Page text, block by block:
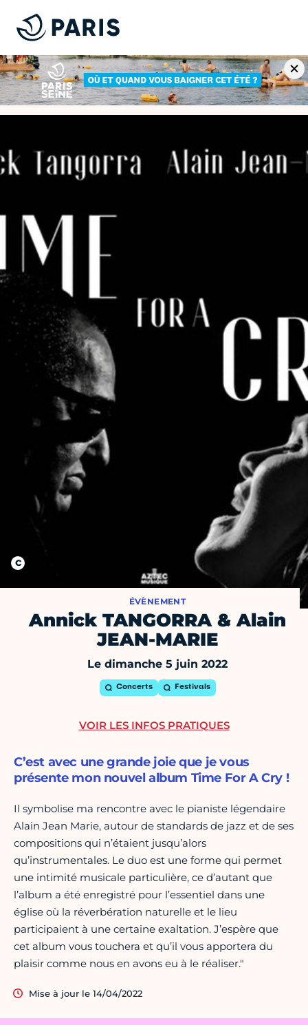
ÉVÈNEMENT
Annick TANGORRA & Alain
JEAN-MARIE
Le dimanche 5 juin 2022
Concerts Festivals
C’est avec une grande joie que je vous
présente mon nouvel album Time For A Cry !
Il symbolise ma rencontre avec le pianiste légendaire
Alain Jean Marie, autour de standards de jazz et de ses
compositions qui n’étaient jusqu’alors
qu’instrumentales. Le duo est une forme qui permet
une intimité musicale particulière, ce d’autant que
l’album a été enregistré pour l’essentiel dans une
église où la réverbération naturelle et le lieu
participaient à une certaine exaltation. J’espère que
cet album vous touchera et qu’il vous apportera du
plaisir comme nous en avons eu à le réaliser."
Mise à jour le 14/04/2022
VOIR LES INFOS PRATIQUES